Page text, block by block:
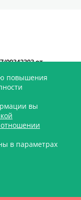
00342303 от
персональных
по своевременному
однако во
уточнять
центре по телефону
офертой.
договора.
повышения
вы
в параметрах